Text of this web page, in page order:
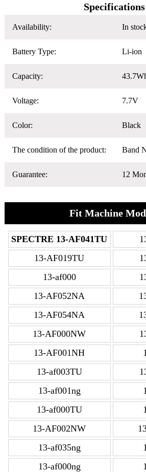
Specifications
Availability: In
Battery Type: Li-ion
Capacity:
Voltage: 7.7V
Color: Black
The condition of the product: Band
Guarantee: 12
Fit Machine
SPECTRE 13-AF041TU
13-AF019TU
13-af000
13-AF052NA
13-AF054NA
13-AF000NW
13-AF001NH
13-af003TU
13-af001ng
13-af000TU
13-AF002NW
13-af035ng
13-af000ng